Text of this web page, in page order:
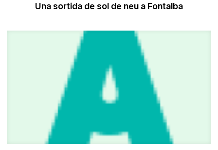
Una sortida de sol de neu a Fontalba